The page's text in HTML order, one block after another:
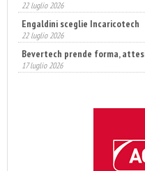
Engaldini sceglie Incaricotech
22 luglio 2026
Bevertech prende forma,
17 luglio 2026
Annunciati i finalisti dei